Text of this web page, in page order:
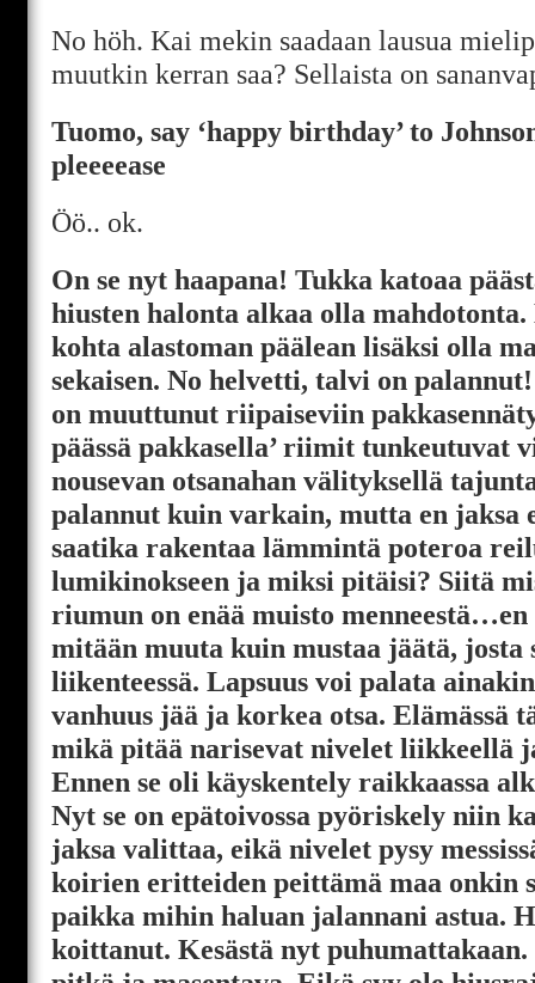
No höh. Kai mekin saadaan lausua
muutkin kerran saa? Sellaista on
Tuomo, say ‘happy birthday’ to
pleeeease
Öö.. ok.
On se nyt haapana! Tukka katoaa
hiusten halonta alkaa olla
kohta alastoman päälean lisäksi olla
sekaisen. No helvetti, talvi on
on muuttunut riipaiseviin
päässä pakkasella’ riimit tunkeutuvat
nousevan otsanahan välityksellä
palannut kuin varkain, mutta en jaksa
saatika rakentaa lämmintä poteroa
lumikinokseen ja miksi pitäisi? Siitä
riumun on enää muisto menneestä…en
mitään muuta kuin mustaa jäätä, josta
liikenteessä. Lapsuus voi palata
vanhuus jää ja korkea otsa. Elämässä
mikä pitää narisevat nivelet liikkeellä
Ennen se oli käyskentely raikkaassa
Nyt se on epätoivossa pyöriskely niin
jaksa valittaa, eikä nivelet pysy
koirien eritteiden peittämä maa onkin
paikka mihin haluan jalannani astua.
koittanut. Kesästä nyt